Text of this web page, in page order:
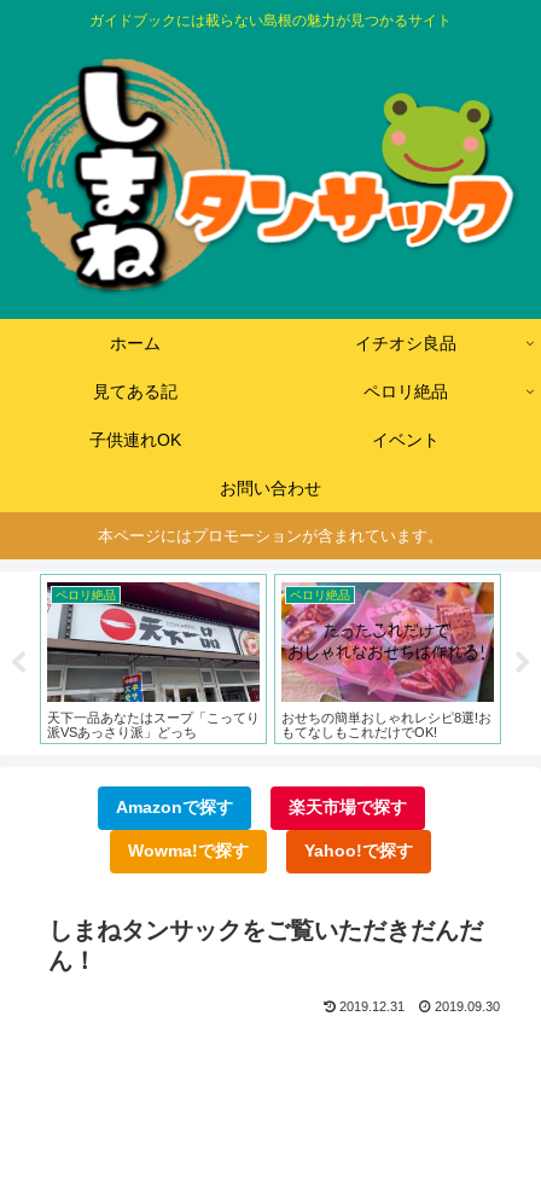
ガイドブックには載らない島根の魅力が見つかるサイト
ホーム イチオシ良品
見てある記 ペロリ絶品
子供連れOK イベント
お問い合わせ
本ページにはプロモーションが含まれています。
ペロリ絶品
天下一品あなたはスープ「こってり
派VSあっさり派」どっち
ペロリ絶品
おせちの簡単おしゃれレシピ8選!お
もてなしもこれだけでOK!
Amazonで探す 楽天市場で探す
Wowma!で探す Yahoo!で探す
しまねタンサックをご覧いただきだんだ
ん！
2019.12.31 2019.09.30